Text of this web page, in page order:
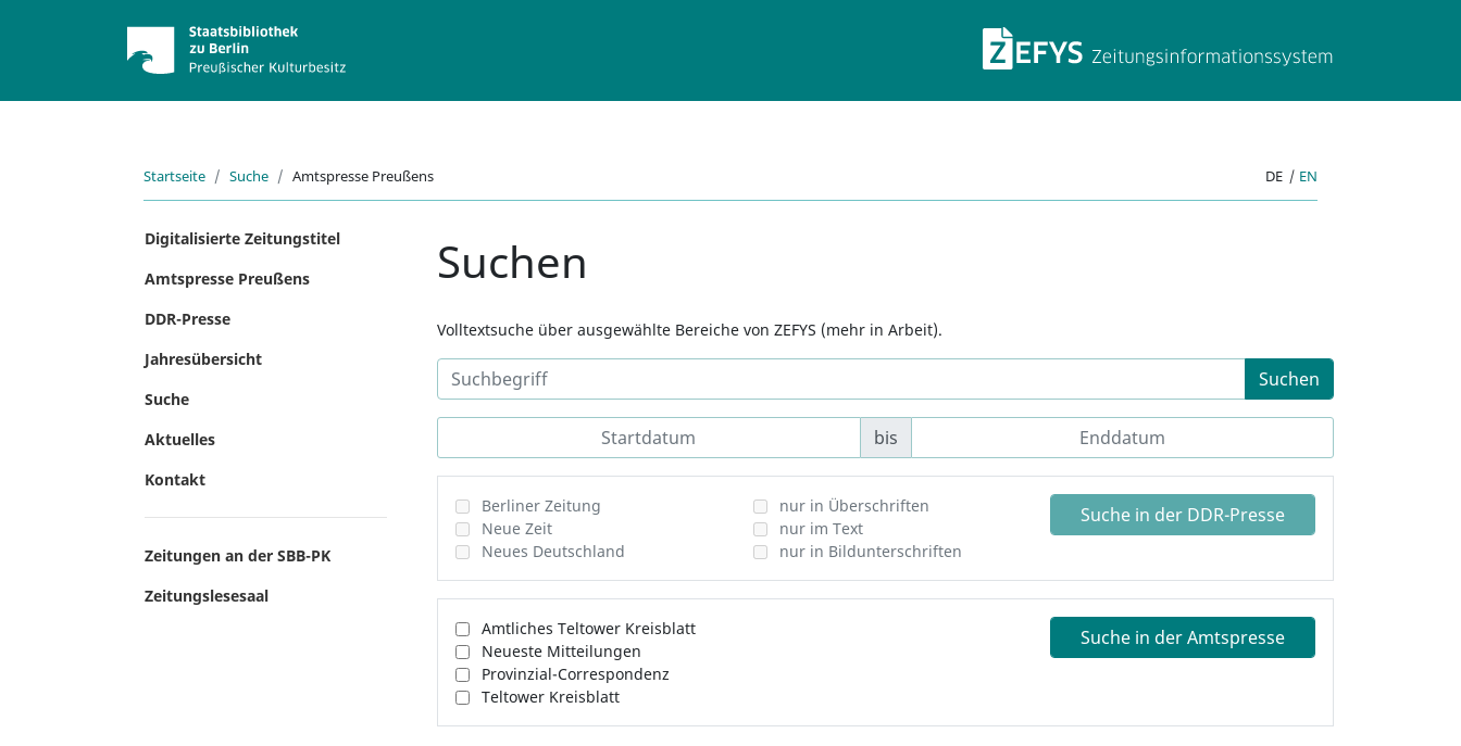
ZEFYS
Startseite Suche Amtspresse Preußens DE | EN
Digitalisierte Zeitungstitel
Amtspresse Preußens
DDR-Presse
Jahresübersicht
Suche
Aktuelles
Kontakt
Zeitungen an der SBB-PK
Zeitungslesesaal
Suchen
Volltextsuche über ausgewählte Bereiche von ZEFYS (mehr in Arbeit).
Suchen
bis
Berliner Zeitung
Neue Zeit
Neues Deutschland
nur in Überschriften
nur im Text
nur in Bildunterschriften
Suche in der DDR-Presse
Amtliches Teltower Kreisblatt
Neueste Mitteilungen
Provinzial-Correspondenz
Teltower Kreisblatt
Suche in der Amtspresse